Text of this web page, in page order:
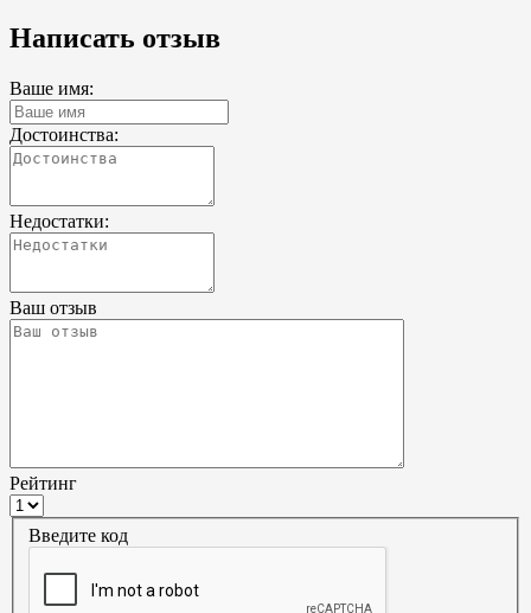
Написать отзыв
Ваше имя:
Достоинства:
Недостатки:
Ваш отзыв
Рейтинг
Введите код